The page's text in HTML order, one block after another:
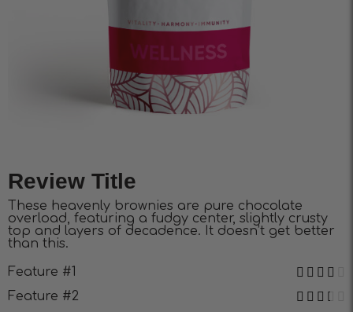
Review Title
These heavenly brownies are pure chocolate
overload, featuring a fudgy center, slightly crusty
top and layers of decadence. It doesn’t get better
than this.
Feature #1
Feature #2